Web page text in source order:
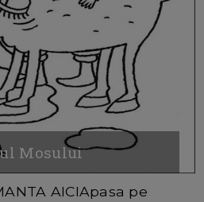
Mosului
AICIApasa pe